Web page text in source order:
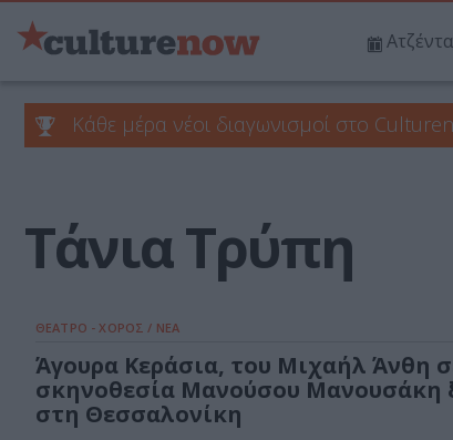
Ατζέντα
Κάθε μέρα νέοι διαγωνισμοί στο
Τάνια Τρύπη
ΘΕΑΤΡΟ - ΧΟΡΟΣ / ΝΕΑ
Άγουρα Κεράσια, του Μιχαήλ Άνθη
σκηνοθεσία Μανούσου Μανουσάκη
στη Θεσσαλονίκη